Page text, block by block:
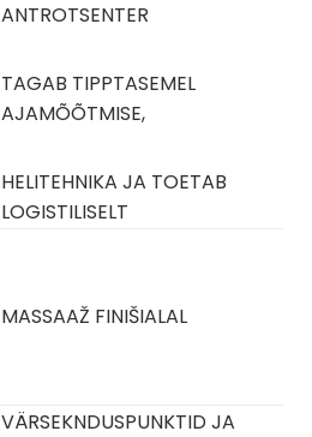
ANTROTSENTER
TAGAB TIPPTASEMEL
AJAMÕÕTMISE,
HELITEHNIKA JA TOETAB
LOGISTILISELT
MASSAAŽ FINIŠIALAL
VÄRSEKNDUSPUNKTID JA